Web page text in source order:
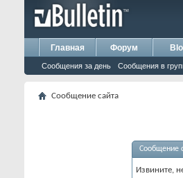
Главная Форум
Сообщения за день Сообщения в
Сообщение сайта
Сообщение
Извините,